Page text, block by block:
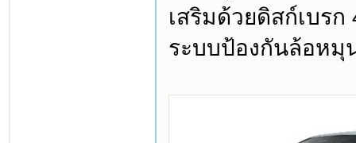
เสริมด้วยดิสก์เบร
ระบบป้องกันล้อหมุ